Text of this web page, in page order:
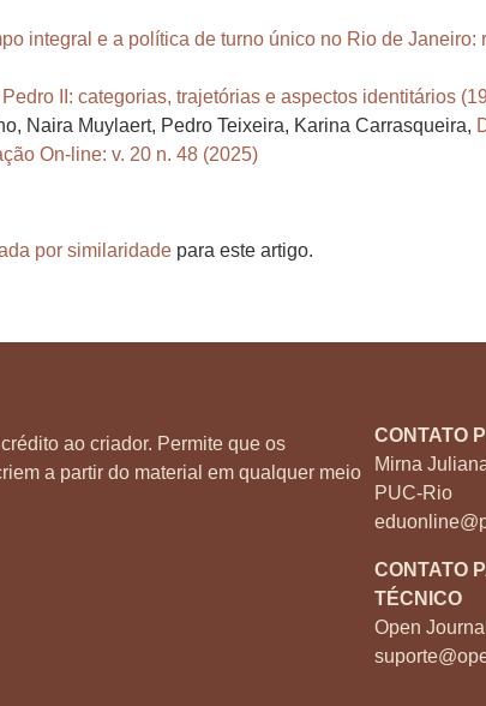
integral e a política de turno único no Rio de
II: categorias, trajetórias e aspectos identitários
Naira Muylaert, Pedro Teixeira, Karina Carrasqueira,
On-line: v. 20 n. 48 (2025)
por similaridade para este artigo.
ao criador. Permite que os
a partir do material em qualquer meio
CONTATO
Mirna
PUC-Rio
CONTATO
TÉCNICO
Open